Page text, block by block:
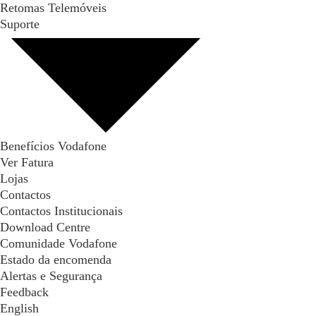
Retomas Telemóveis
Suporte
Benefícios Vodafone
Ver Fatura
Lojas
Contactos
Contactos Institucionais
Download Centre
Comunidade Vodafone
Estado da encomenda
Alertas e Segurança
Feedback
English